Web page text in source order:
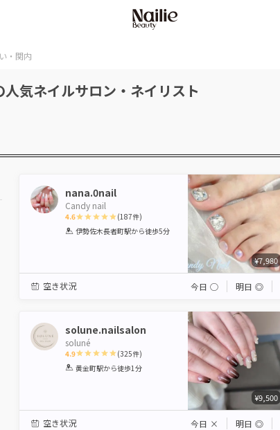
・関内
気ネイルサロン・ネイリスト
nana.0nail
Candy nail
4.6
1 2 3 4 5
(187件)
伊勢佐木長者町駅から徒歩5分
¥7,980
空き状況 今日 ◯ 明日 ◎
solune.nailsalon
soluné
4.9
1 2 3 4 5
(325件)
黄金町駅から徒歩1分
¥9,500
空き状況 今日 × 明日 ◎